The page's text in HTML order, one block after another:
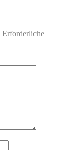
Erforderliche